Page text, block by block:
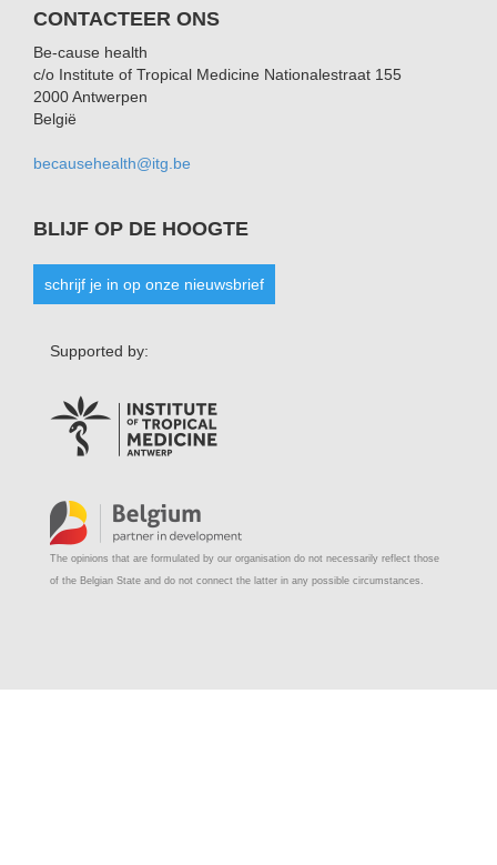
CONTACTEER ONS
Be-cause health
c/o Institute of Tropical Medicine Nationalestraat 155
2000 Antwerpen
België
becausehealth@itg.be
BLIJF OP DE HOOGTE
schrijf je in op onze nieuwsbrief
Supported by:
The opinions that are formulated by our organisation do not necessarily reflect those
of the Belgian State and do not connect the latter in any possible circumstances.